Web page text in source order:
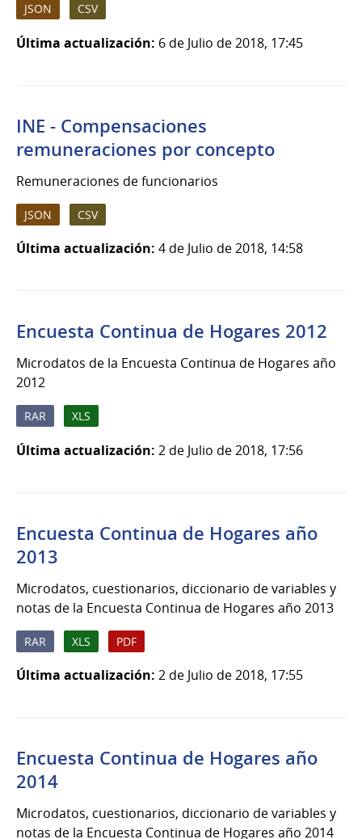
JSON CSV
Última actualización: 6 de Julio de 2018, 17:45
INE - Compensaciones
remuneraciones por concepto
Remuneraciones de funcionarios
JSON CSV
Última actualización: 4 de Julio de 2018, 14:58
Encuesta Continua de Hogares 2012
Microdatos de la Encuesta Continua de Hogares año
2012
RAR XLS
Última actualización: 2 de Julio de 2018, 17:56
Encuesta Continua de Hogares año
2013
Microdatos, cuestionarios, diccionario de variables y
notas de la Encuesta Continua de Hogares año 2013
RAR XLS PDF
Última actualización: 2 de Julio de 2018, 17:55
Encuesta Continua de Hogares año
2014
Microdatos, cuestionarios, diccionario de variables y
notas de la Encuesta Continua de Hogares año 2014